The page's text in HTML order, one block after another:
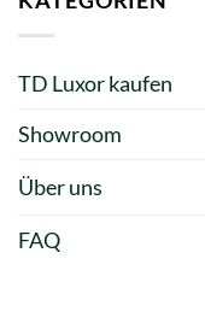
TD Luxor kaufen
Showroom
Über uns
FAQ